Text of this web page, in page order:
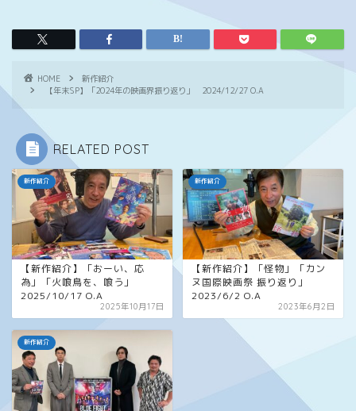
HOME
新作紹介
【年末SP】「2024年の映画界振り返り」 2024/12/27 O.A
RELATED POST
新作紹介
【新作紹介】「おーい、応
為」「火喰鳥を、喰う」
2025/10/17 O.A
2025年10月17日
新作紹介
【新作紹介】「怪物」「カン
ヌ国際映画祭 振り返り」
2023/6/2 O.A
2023年6月2日
新作紹介